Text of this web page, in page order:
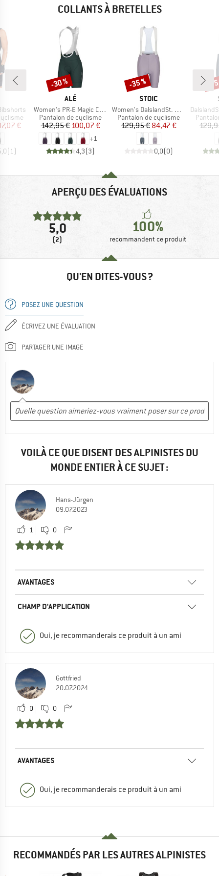
COLLANTS À BRETELLES
réduit
€
(1)
MARQUE
ALÉ
Article
Women's PR-E Magic Colour Bibshorts
Product group
Pantalon de cyclisme
Prix
142,95 €Prix réduit
100,07 €
+1
4,3(3)
Remise
-30 %
MARQUE
STOIC
Article
Women's DalslandSt. Gravel Bib Shorts II
Product group
Pantalon de cyclisme
Prix
129,95 €Prix réduit
84,47 €
0,0(0)
Remise
-35 %
Article
DalslandSt.
-
APERÇU DES ÉVALUATIONS
5,0
(2)
100%
recommandent ce produit
QU'EN DITES-VOUS ?
POSEZ UNE QUESTION
ÉCRIVEZ UNE ÉVALUATION
PARTAGER UNE IMAGE
VOILÀ CE QUE DISENT DES ALPINISTES DU
MONDE ENTIER À CE SUJET :
Hans-Jürgen
09.07.2023
1 0
AVANTAGES
CHAMP D'APPLICATION
Oui, je recommanderais ce produit à un ami
Gottfried
20.07.2024
0 0
AVANTAGES
Oui, je recommanderais ce produit à un ami
RECOMMANDÉS PAR LES AUTRES ALPINISTES